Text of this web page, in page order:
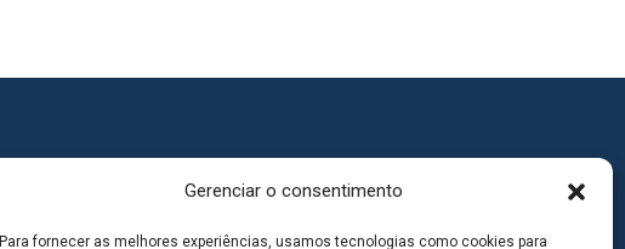
Gerenciar o consentimento
Para fornecer as melhores experiências, usamos tecnologias como cookies para